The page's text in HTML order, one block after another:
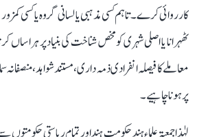
کارروائی کرے۔ تاہم کسی مذہبی یا لسانی گروہ یا کسی کمزور
ٹھہرانا یا اصلی شہری کومخص شناخت کی بنیاد پر ہراساں
معاملے کا فیصلہ انفرادی ذمہ داری، مستندشواہد، منصفانہ
پر ہونا چاہیے۔